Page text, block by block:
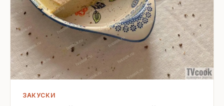
ЗАКУСКИ